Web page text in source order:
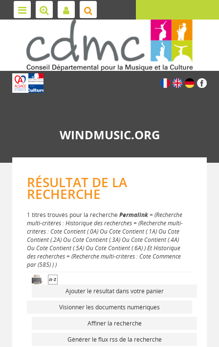
WINDMUSIC.ORG
RÉSULTAT DE LA
RECHERCHE
1 titres trouvés pour la recherche Permalink= (Recherche
multi-critères : Historique des recherches = (Recherche multi-
critères : Cote Contient (.0A) Ou Cote Contient (.1A) Ou Cote
Contient (.2A) Ou Cote Contient (.3A) Ou Cote Contient (.4A)
Ou Cote Contient (.5A) Ou Cote Contient (.6A) ) Et Historique
des recherches = (Recherche multi-critères : Cote Commence
par (585) ) )
Ajouter le résultat dans votre panier
Visionner les documents numériques
Affiner la recherche
Générer le flux rss de la recherche